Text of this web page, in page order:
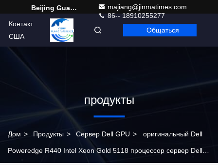
Beijing Guangtian Runze Technology Co., Ltd.
majiang@jinmatimes.com
86-- 18910255277
Контакт
США
Russian Общаться
продукты
Дом > Продукты > Сервер Dell GPU > оригинальный Dell
Poweredge R440 Intel Xeon Gold 5118 процессор сервер Dell